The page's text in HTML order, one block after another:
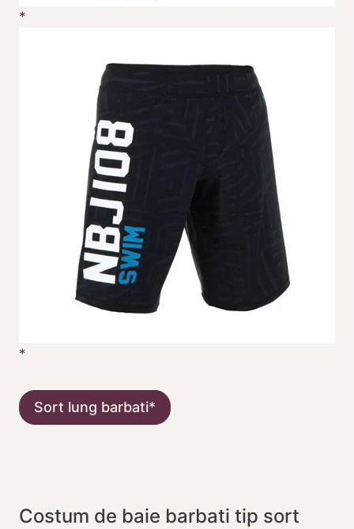
Sort lung barbati
Costum de baie barbati tip sort